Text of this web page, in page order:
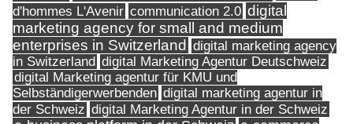
d'hommes L'Avenir communication 2.0 digital
marketing agency for small and medium
enterprises in Switzerland digital marketing agency
in Switzerland digital Marketing Agentur Deutschweiz
digital Marketing agentur für KMU und
Selbständigerwerbenden digital marketing agentur in
der Schweiz digital Marketing Agentur in der Schweiz